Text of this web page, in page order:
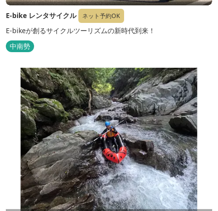
E-bike レンタサイクル ネット予約OK
E-bikeが創るサイクルツーリズムの新時代到来！
中南勢